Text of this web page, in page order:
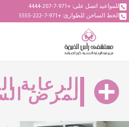
للمواعيد اتصل على: +971-7-207-4444
الخط الساخن للطوارئ: +971-7-222-5555
الرعاية
لمرض